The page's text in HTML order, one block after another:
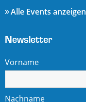
Alle Events anzeigen
Newsletter
Vorname
Nachname